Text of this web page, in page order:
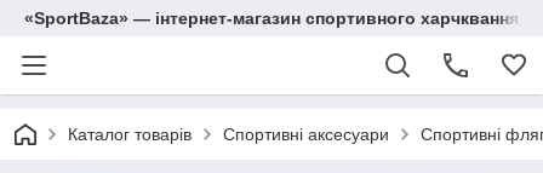
«SportBaza» — інтернет-магазин спортивного харчквання
Каталог товарів Спортивні аксесуари Спортивні